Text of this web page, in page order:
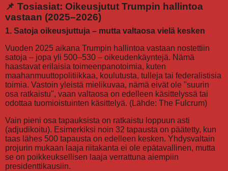
📌 Tosiasiat: Oikeusjutut Trumpin hallintoa
vastaan (2025–2026)
1. Satoja oikeusjuttuja – mutta valtaosa vielä kesken
Vuoden 2025 aikana Trumpin hallintoa vastaan nostettiin
satoja – jopa yli 500–530 – oikeudenkäyntejä. Nämä
haastavat erilaisia toimeenpanotoimia, kuten
maahanmuuttopolitiikkaa, koulutusta, tulleja tai federalistisia
toimia. Vastoin yleistä mielikuvaa, nämä eivät ole "suurin
osa ratkaistu", vaan valtaosa on edelleen käsittelyssä tai
odottaa tuomioistuinten käsittelyä. (Lähde: The Fulcrum)
Vain pieni osa tapauksista on ratkaistu loppuun asti
(adjudikoitu). Esimerkiksi noin 32 tapausta on päätetty, kun
taas lähes 500 tapausta on edelleen kesken. Yhdysvaltain
projurin mukaan laaja riitakanta ei ole epätavallinen, mutta
se on poikkeuksellisen laaja verrattuna aiempiin
presidenttikausiin.